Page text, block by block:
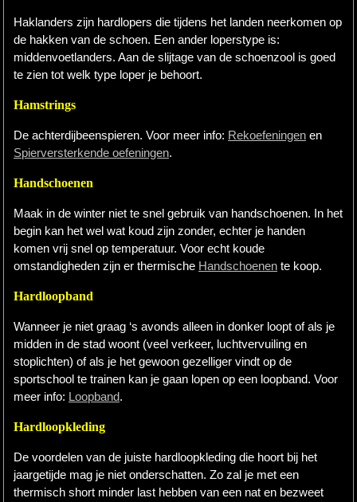
Haklanders zijn hardlopers die tijdens het landen neerkomen op
de hakken van de schoen. Een ander loperstype is:
middenvoetlanders. Aan de slijtage van de schoenzool is goed
te zien tot welk type loper je behoort.
Hamstrings
De achterdijbeenspieren. Voor meer info: Rekoefeningen en
Spierversterkende oefeningen.
Handschoenen
Maak in de winter niet te snel gebruik van handschoenen. In het
begin kan het wel wat koud zijn zonder, echter je handen
komen vrij snel op temperatuur. Voor echt koude
omstandigheden zijn er thermische Handschoenen te koop.
Hardloopband
Wanneer je niet graag ‘s avonds alleen in donker loopt of als je
midden in de stad woont (veel verkeer, luchtvervuiling en
stoplichten) of als je het gewoon gezelliger vindt op de
sportschool te trainen kan je gaan lopen op een loopband. Voor
meer info: Loopband.
Hardloopkleding
De voordelen van de juiste hardloopkleding die hoort bij het
jaargetijde mag je niet onderschatten. Zo zal je met een
thermisch short minder last hebben van een nat en bezweet